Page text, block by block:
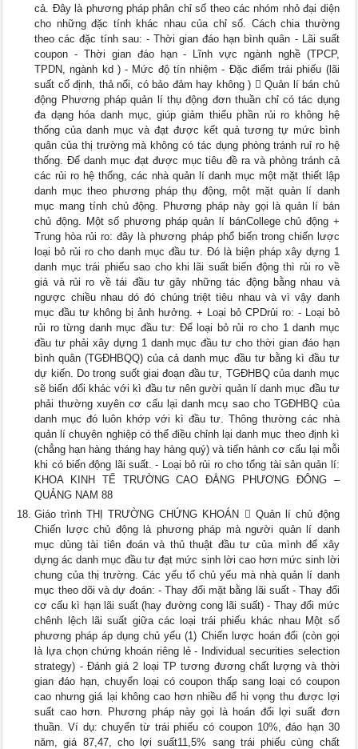
cả. Đây là phương pháp phân chỉ số theo các nhóm nhỏ đại diện
cho những đặc tính khác nhau của chỉ số. Cách chia thường
theo các đặc tính sau: - Thời gian đáo hạn bình quân - Lãi suất
coupon - Thời gian đáo hạn - Lĩnh vực ngành nghề (TPCP,
TPDN, ngành kd ) - Mức độ tín nhiệm - Đặc điểm trái phiếu (lãi
suất cố định, thả nổi, có bảo đảm hay không )  Quản lí bán chủ
động Phương pháp quản lí thụ động đơn thuần chỉ có tác dụng
đa dạng hóa danh mục, giúp giảm thiểu phần rủi ro không hệ
thống của danh mục và đạt được kết quả tương tự mức bình
quân của thị trường mà không có tác dụng phòng tránh ruỉ ro hệ
thống. Để danh mục đạt được mục tiêu đề ra và phòng tránh cả
các rủi ro hệ thống, các nhà quản lí danh mục một mặt thiết lập
danh mục theo phương pháp thụ động, một mặt quản lí danh
mục mang tính chủ động. Phương pháp này gọi là quản lí bán
chủ động. Một số phương pháp quản lí bánCollege chủ động +
Trung hòa rủi ro: đây là phương pháp phổ biến trong chiến lược
loại bỏ rủi ro cho danh mục đầu tư. Đó là biện pháp xây dựng 1
danh mục trái phiếu sao cho khi lãi suất biến động thì rủi ro về
giá và rủi ro về tái đầu tư gây những tác động bằng nhau và
ngược chiều nhau dó đó chúng triệt tiêu nhau và vì vậy danh
mục đầu tư không bị ảnh hưởng. + Loại bỏ CPDrủi ro: - Loại bỏ
rủi ro từng danh mục đầu tư: Để loại bỏ rủi ro cho 1 danh mục
đầu tư phải xây dựng 1 danh mục đầu tư cho thời gian đáo hạn
bình quân (TGĐHBQQ) của cả danh mục đầu tư bằng kì đầu tư
dự kiến. Do trong suốt giai đoạn đầu tư, TGĐHBQ của danh mục
sẽ biến đổi khác với kì đầu tư nên gười quản lí danh mục đầu tư
phải thường xuyên cơ cấu lại danh mcụ sao cho TGĐHBQ của
danh mục đó luôn khớp với kì đầu tư. Thông thường các nhà
quản lí chuyên nghiệp có thể điều chỉnh lại danh mục theo định kì
(chẳng hạn hàng tháng hay hàng quý) và tiến hành cơ cấu lại mỗi
khi có biến động lãi suất. - Loại bỏ rủi ro cho tổng tài sản quản lí:
KHOA KINH TẾ TRƯỜNG CAO ĐẲNG PHƯƠNG ĐÔNG –
QUẢNG NAM 88
Giáo trình THỊ TRƯỜNG CHỨNG KHOÁN  Quản lí chủ động
Chiến lược chủ động là phương pháp mà người quản lí danh
mục dùng tài tiên đoán và thủ thuật đầu tư của mình để xây
dựng ác danh mục đầu tư đạt mức sinh lời cao hơn mức sinh lời
chung của thị trường. Các yếu tố chủ yếu mà nhà quản lí danh
mục theo dõi và dự đoán: - Thay đổi mặt bằng lãi suất - Thay đổi
cơ cấu kì hạn lãi suất (hay đường cong lãi suất) - Thay đổi mức
chênh lệch lãi suất giữa các loại trái phiếu khác nhau Một số
phương pháp áp dụng chủ yếu (1) Chiến lược hoán đổi (còn gọi
là lựa chọn chứng khoán riêng lẻ - Individual securities selection
strategy) - Đánh giá 2 loại TP tương đương chất lượng và thời
gian đáo hạn, chuyển loại có coupon thấp sang loại có coupon
cao nhưng giá lại không cao hơn nhiều để hi vọng thu được lợi
suất cao hơn. Phương pháp này gọi là hoán đổi lợi suất đơn
thuần. Ví dụ: chuyển từ trái phiếu có coupon 10%, đáo hạn 30
năm, giá 87,47, cho lợi suất11,5% sang trái phiếu cùng chất